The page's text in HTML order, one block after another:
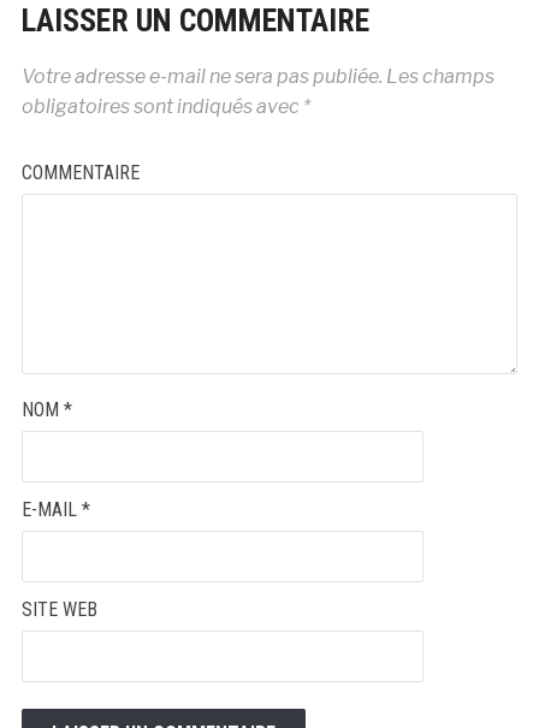
LAISSER UN COMMENTAIRE
Votre adresse e-mail ne sera pas publiée. Les champs
obligatoires sont indiqués avec *
COMMENTAIRE
NOM *
E-MAIL *
SITE WEB